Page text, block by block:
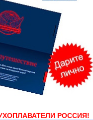
РОССИЯ!